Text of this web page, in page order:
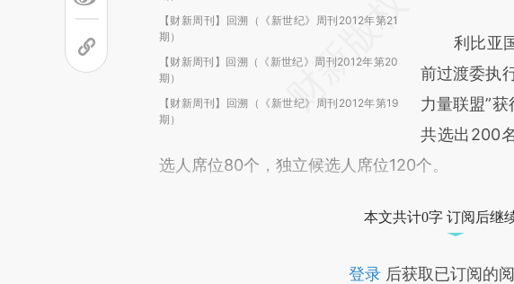
【财新周刊】回溯（《新世纪》周刊2012年第21
期）
【财新周刊】回溯（《新世纪》周刊2012年第20
期）
【财新周刊】回溯（《新世纪》周刊2012年第19
期）
利比亚国
前过渡委执
力量联盟”
共选出200
选人席位80个，独立候选人席位120个。
本文共计0字 订阅后继
登录后获取已订阅的